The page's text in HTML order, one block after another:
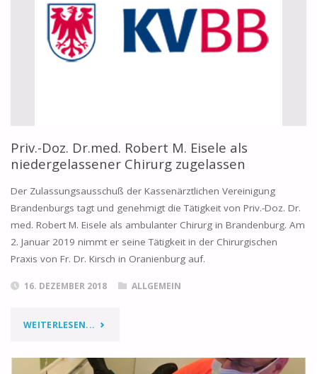
Priv.-Doz. Dr.med. Robert M. Eisele als
niedergelassener Chirurg zugelassen
Der Zulassungsausschuß der Kassenärztlichen Vereinigung
Brandenburgs tagt und genehmigt die Tätigkeit von Priv.-Doz. Dr.
med. Robert M. Eisele als ambulanter Chirurg in Brandenburg. Am
2. Januar 2019 nimmt er seine Tätigkeit in der Chirurgischen
Praxis von Fr. Dr. Kirsch in Oranienburg auf.
16. DEZEMBER 2018 ALLGEMEIN
WEITERLESEN...